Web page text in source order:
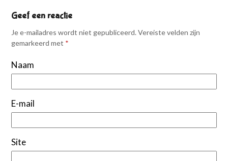
Geef een reactie
Je e-mailadres wordt niet gepubliceerd. Vereiste velden zijn
gemarkeerd met *
Naam
E-mail
Site